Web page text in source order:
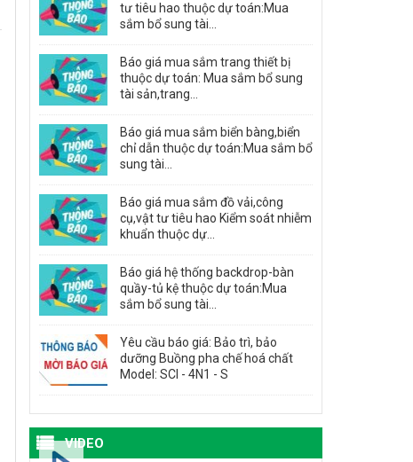
tư tiêu hao thuộc dự toán:Mua
sắm bổ sung tài...
Báo giá mua sắm trang thiết bị
thuộc dự toán: Mua sắm bổ sung
tài sản,trang...
Báo giá mua sắm biển bàng,biển
chỉ dẫn thuộc dự toán:Mua sắm bổ
sung tài...
Báo giá mua sắm đồ vải,công
cụ,vật tư tiêu hao Kiểm soát nhiễm
khuẩn thuộc dự...
Báo giá hệ thống backdrop-bàn
quầy-tủ kệ thuộc dự toán:Mua
sắm bổ sung tài...
Yêu cầu báo giá: Bảo trì, bảo
dưỡng Buồng pha chế hoá chất
Model: SCI - 4N1 - S
VIDEO